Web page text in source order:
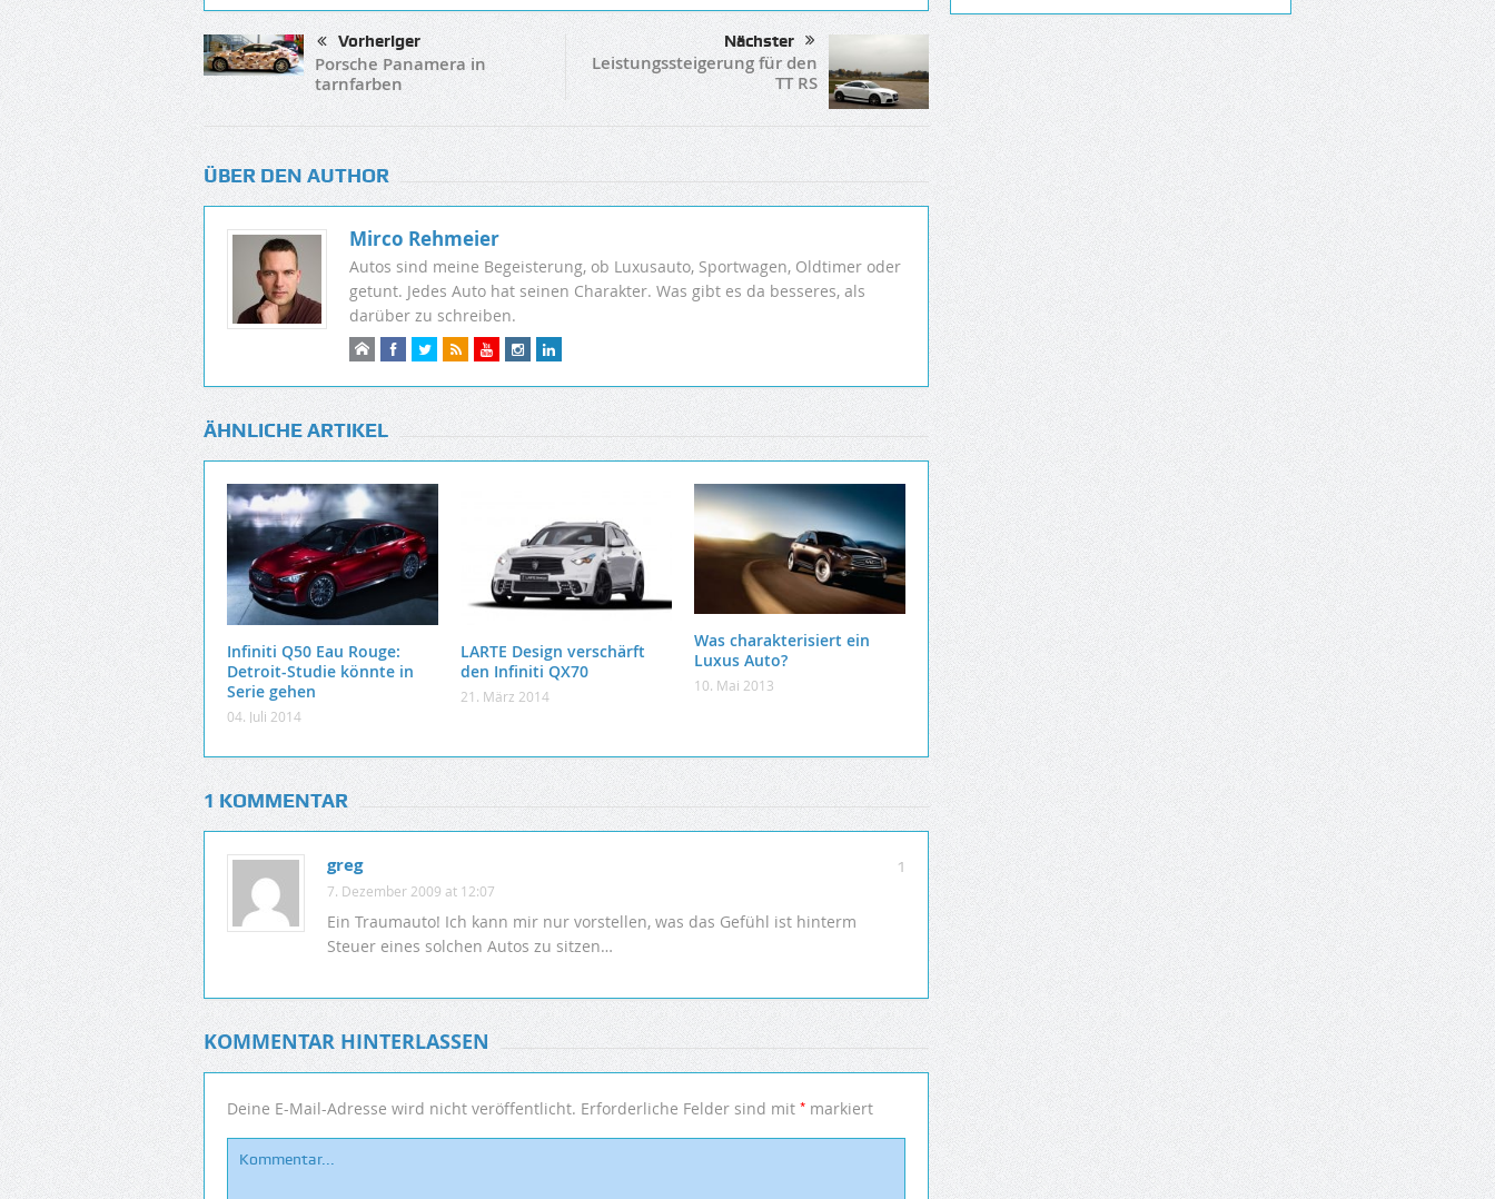
Vorheriger
Porsche Panamera in
tarnfarben
Nächster
Leistungssteigerung für den
TT RS
ÜBER DEN AUTHOR
Mirco Rehmeier
Autos sind meine Begeisterung, ob Luxusauto, Sportwagen, Oldtimer oder
getunt. Jedes Auto hat seinen Charakter. Was gibt es da besseres, als
darüber zu schreiben.
ÄHNLICHE ARTIKEL
Infiniti Q50 Eau Rouge:
Detroit-Studie könnte in
Serie gehen
04. Juli 2014
LARTE Design verschärft
den Infiniti QX70
21. März 2014
Was charakterisiert ein
Luxus Auto?
10. Mai 2013
1 KOMMENTAR
1
greg
7. Dezember 2009 at 12:07
Ein Traumauto! Ich kann mir nur vorstellen, was das Gefühl ist hinterm
Steuer eines solchen Autos zu sitzen…
KOMMENTAR HINTERLASSEN
Deine E-Mail-Adresse wird nicht veröffentlicht. Erforderliche Felder sind mit * markiert